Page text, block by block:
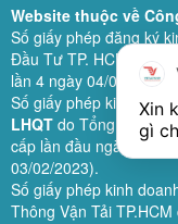
Website thuộc về
Số giấy phép đăng ký
Đầu Tư TP. HCM cấp
lần 4 ngày 04/06/2024).
Số giấy phép kinh
LHQTdo Tổng Cục Du
cấp lần đầu ngày 26/
03/02/2023).
Số giấy phép kinh
Thông Vận Tải
Xin
gì